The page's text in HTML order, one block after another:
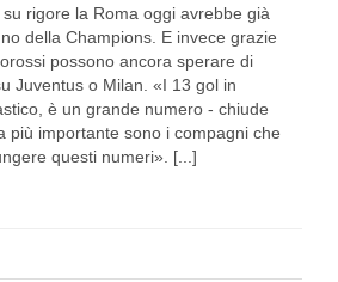
rigore la Roma oggi avrebbe già
della Champions. E invece grazie
possono ancora sperare di
Juventus o Milan. «I 13 gol in
è un grande numero - chiude
più importante sono i compagni che
questi numeri». [...]